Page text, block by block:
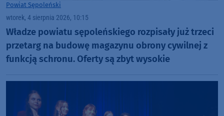
Powiat Sępoleński
wtorek, 4 sierpnia 2026, 10:15
Władze powiatu sępoleńskiego rozpisały już trzeci
przetarg na budowę magazynu obrony cywilnej z
funkcją schronu. Oferty są zbyt wysokie